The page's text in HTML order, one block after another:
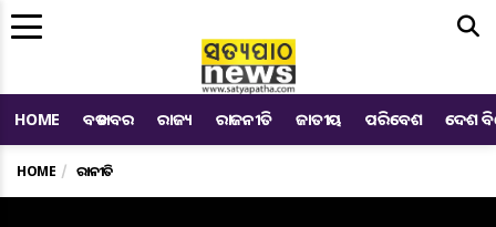
HOME ବଡ ଖବର ରାଜ୍ୟ ରାଜନୀତି ଜାତୀୟ ପରିବେଶ ଦେଶ
HOME ରାଜନୀତି